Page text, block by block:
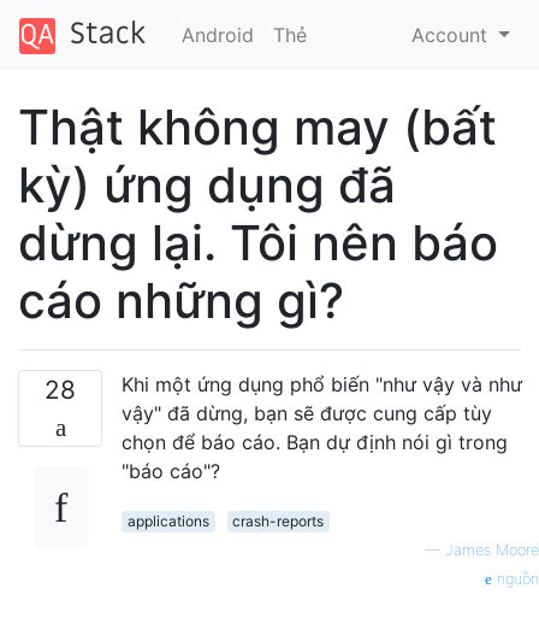
Android Thẻ Account
Thật không may (bất
kỳ) ứng dụng đã
dừng lại. Tôi nên báo
cáo những gì?
28
Khi một ứng dụng phổ biến "như vậy và như
vậy" đã dừng, bạn sẽ được cung cấp tùy
chọn để báo cáo. Bạn dự định nói gì trong
"báo cáo"?
applications
crash-reports
— James Moore
nguồn